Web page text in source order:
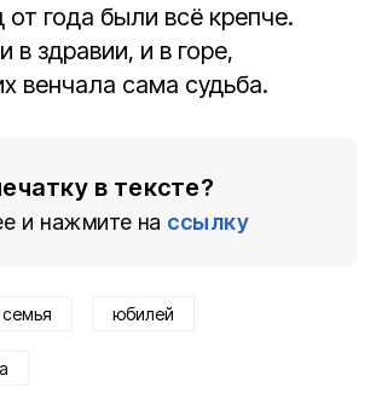
от года были всё крепче.
в здравии, и в горе,
венчала сама судьба.
в тексте?
и нажмите на ссылку
семья юбилей